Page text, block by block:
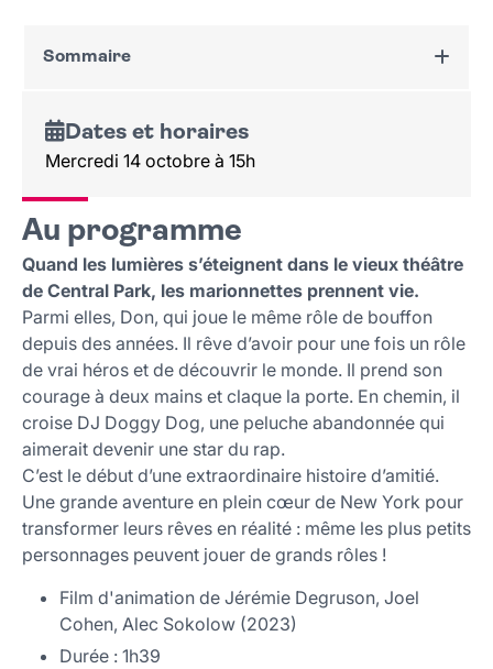
Sommaire
Dates et horaires
Au programme
Public
Lieu et contact
Dates et horaires
Mercredi 14 octobre à 15h
Au programme
Quand les lumières s’éteignent dans le vieux théâtre
de Central Park, les marionnettes prennent vie.
Parmi elles, Don, qui joue le même rôle de bouffon
depuis des années. Il rêve d’avoir pour une fois un rôle
de vrai héros et de découvrir le monde. Il prend son
courage à deux mains et claque la porte. En chemin, il
croise DJ Doggy Dog, une peluche abandonnée qui
aimerait devenir une star du rap.
C’est le début d’une extraordinaire histoire d’amitié.
Une grande aventure en plein cœur de New York pour
transformer leurs rêves en réalité : même les plus petits
personnages peuvent jouer de grands rôles !
Film d'animation de Jérémie Degruson, Joel
Cohen, Alec Sokolow (2023)
Durée : 1h39